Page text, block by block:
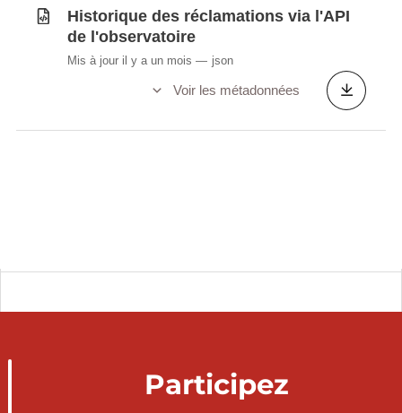
Historique des réclamations via l'API
de l'observatoire
Mis à jour il y a un mois json
Voir les métadonnées
Participez